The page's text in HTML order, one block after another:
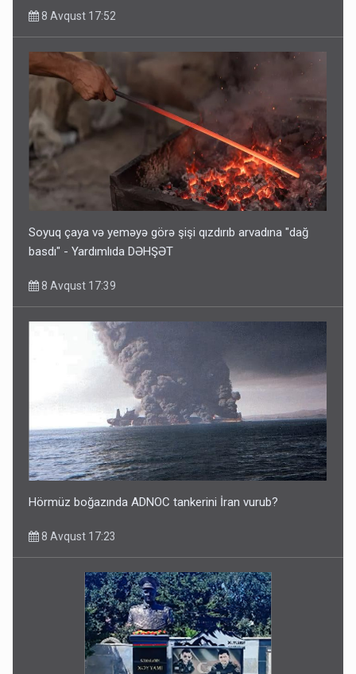
8 Avqust 17:52
Soyuq çaya və yeməyə görə şişi qızdırıb arvadına "dağ
basdı" - Yardımlıda DƏHŞƏT
8 Avqust 17:39
Hörmüz boğazında ADNOC tankerini İran vurub?
8 Avqust 17:23